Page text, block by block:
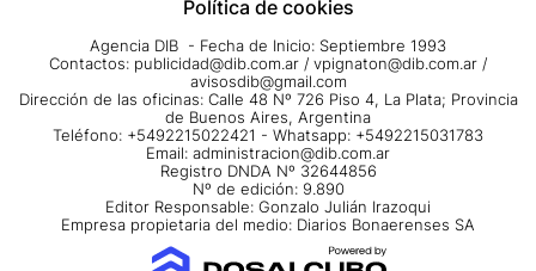
Política de cookies
Agencia DIB - Fecha de Inicio: Septiembre 1993
Contactos: publicidad@dib.com.ar / vpignaton@dib.com.ar /
avisosdib@gmail.com
Dirección de las oficinas: Calle 48 Nº 726 Piso 4, La Plata; Provincia
de Buenos Aires, Argentina
Teléfono: +5492215022421 - Whatsapp: +5492215031783
Email: administracion@dib.com.ar
Registro DNDA Nº 32644856
Nº de edición: 9.890
Editor Responsable: Gonzalo Julián Irazoqui
Empresa propietaria del medio: Diarios Bonaerenses SA